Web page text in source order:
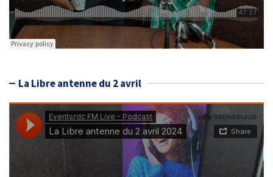
La Libre antenne du 2 avril